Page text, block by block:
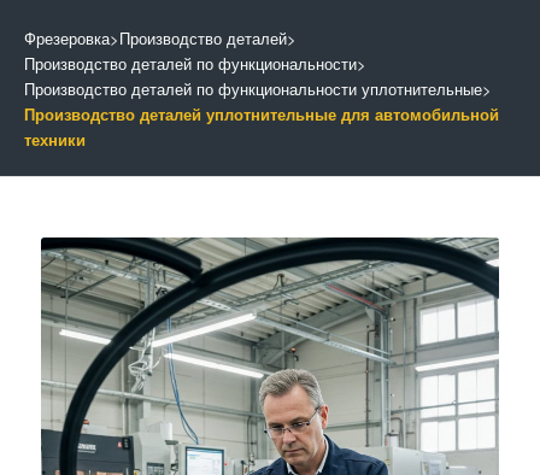
Фрезеровка>Производство деталей>
Производство деталей по функциональности>
Производство деталей по функциональности уплотнительные>
Производство деталей уплотнительные для автомобильной
техники